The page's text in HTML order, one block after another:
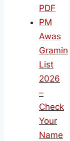
PDF
PM
Awas
Gramin
List
2026
–
Check
Your
Name